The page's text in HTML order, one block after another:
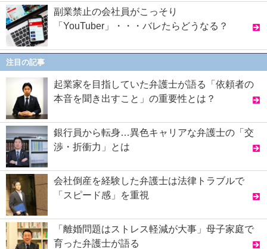
副業禁止の会社員がこっそり
「YouTuber」・・・バレたらどうなる？
注目の記事
起業家を目指していた弁護士が語る「依頼者の
本音を聞き出すこと」の重要性とは？
銀行員から転身…異色キャリアな弁護士の「交
渉・折衝力」とは
会社倒産を経験した弁護士は法律トラブルで
「スピード感」を重視
「離婚問題はストレス軽減が大事」母子家庭で
育った弁護士が語る